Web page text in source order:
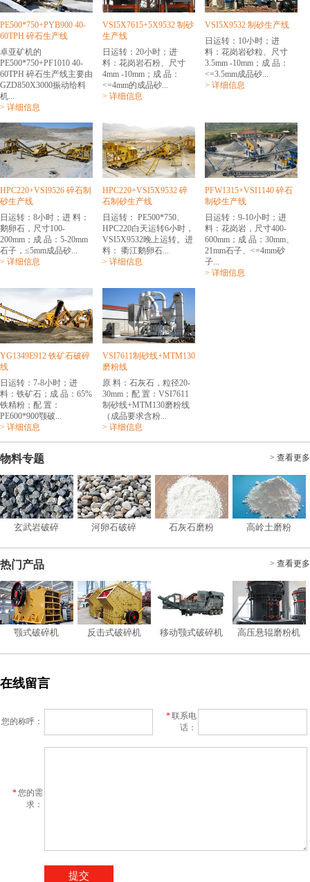
PE500*750+PYB900 40-
60TPH 碎石生产线
卓亚矿机的
PE500*750+PF1010 40-
60TPH 碎石生产线主要由
GZD850X3000振动给料
机...
> 详细信息
VSI5X7615+5X9532 制砂
生产线
日运转：20小时；进
料：花岗岩石粉、尺寸
4mm -10mm；成 品：
<=4mm的成品砂...
> 详细信息
VSI5X9532 制砂生产线
日运转：10小时；进
料：花岗岩砂粒、尺寸
3.5mm -10mm；成 品：
<=3.5mm成品砂...
> 详细信息
HPC220+VSI9526 碎石制
砂生产线
日运转：8小时；进 料：
鹅卵石，尺寸100-
200mm；成 品：5-20mm
石子，≤5mm成品砂...
> 详细信息
HPC220+VSI5X9532 碎
石制砂生产线
日运转： PE500*750、
HPC220白天运转6小时，
VSI5X9532晚上运转。进
料： 衢江鹅卵石...
> 详细信息
PFW1315+VSI1140 碎石
制砂生产线
日运转：9-10小时；进
料：花岗岩，尺寸400-
600mm；成 品：30mm、
21mm石子、<=4mm砂
子...
> 详细信息
YG1349E912 铁矿石破碎
线
日运转：7-8小时；进
料：铁矿石；成 品：65%
铁精粉；配 置：
PE600*900颚破...
> 详细信息
VSI7611制砂线+MTM130
磨粉线
原 料：石灰石，粒径20-
30mm；配 置：VSI7611
制砂线+MTM130磨粉线
（成品要求含粉...
> 详细信息
物料专题 > 查看更多
玄武岩破碎 河卵石破碎 石灰石磨粉 高岭土磨粉
热门产品 > 查看更多
颚式破碎机 反击式破碎机 移动颚式破碎机 高压悬辊磨粉机